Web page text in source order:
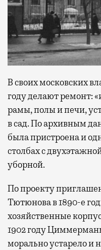
В своих московских
году делают ремонт:
рамы, полы и печи,
в сад. По архивным
была пристроена и
столбах с
уборной.
По проекту
Тютюнова в 1890-е
хозяйственные
1902 году
морально устарело и